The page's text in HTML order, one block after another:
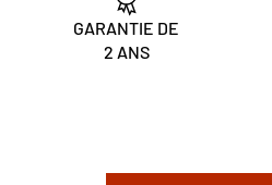
GARANTIE DE
2 ANS